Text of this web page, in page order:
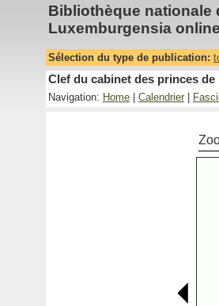
Bibliothèque nationale
Luxemburgensia online
Sélection du type de publication:
Clef du cabinet des princes de
Navigation: Home Calendrier